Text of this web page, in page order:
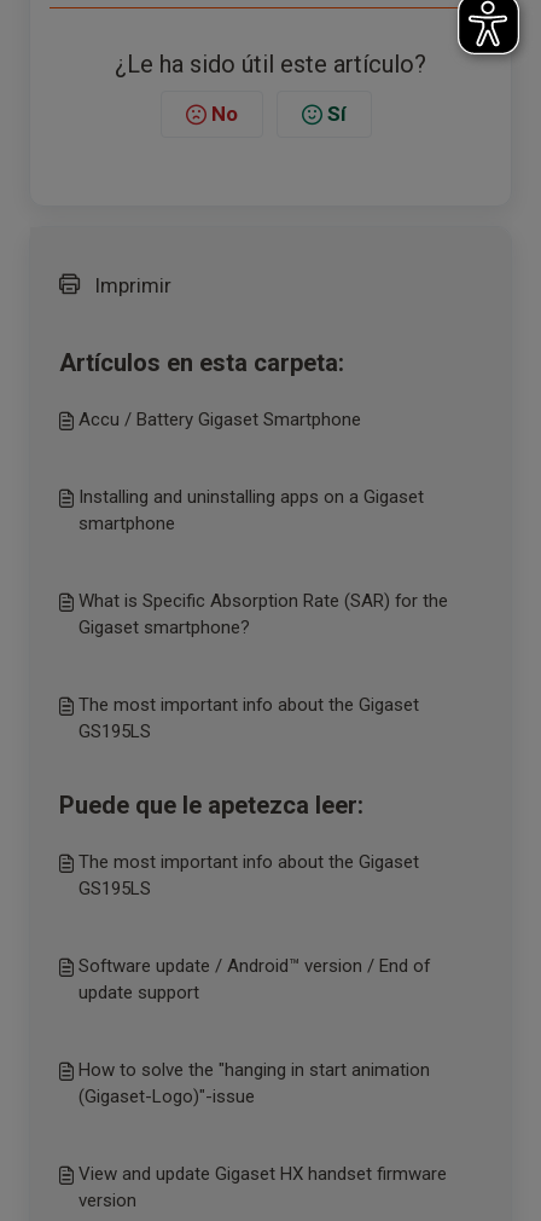
¿Le ha sido útil este artículo?
No Sí
Imprimir
Artículos en esta carpeta:
Accu / Battery Gigaset Smartphone
Installing and uninstalling apps on a Gigaset
smartphone
What is Specific Absorption Rate (SAR) for the
Gigaset smartphone?
The most important info about the Gigaset
GS195LS
Puede que le apetezca leer:
The most important info about the Gigaset
GS195LS
Software update / Android™ version / End of
update support
How to solve the "hanging in start animation
(Gigaset-Logo)"-issue
View and update Gigaset HX handset firmware
version